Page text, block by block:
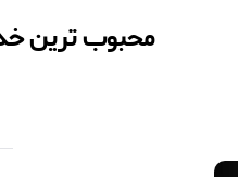
محبوب ترین